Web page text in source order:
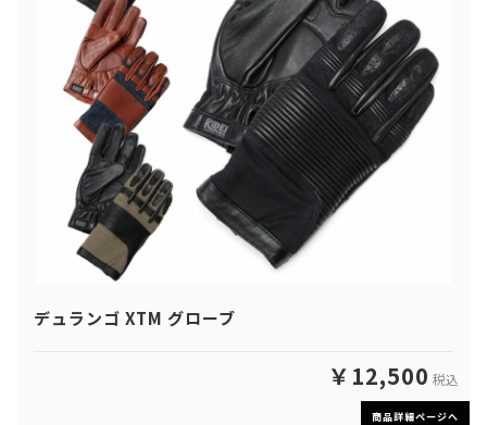
デュランゴ XTM グローブ
￥12,500 税込
商品詳細ページへ